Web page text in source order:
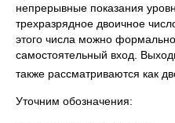
непрерывные показания
трехразрядное двоичное
этого числа можно
самостоятельный вход.
также рассматриваются как
Уточним обозначения: